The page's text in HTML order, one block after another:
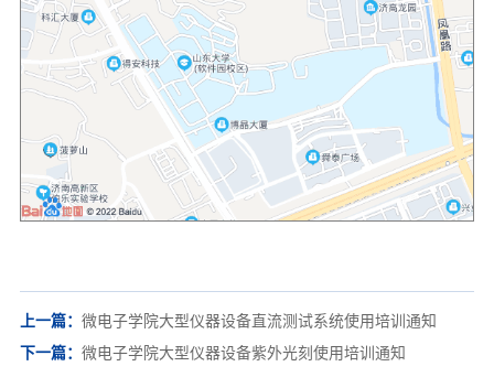
上一篇： 微电子学院大型仪器设备直流测试系统使用培训通知
下一篇： 微电子学院大型仪器设备紫外光刻使用培训通知